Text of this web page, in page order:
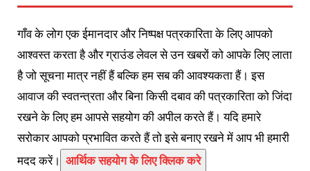
गाँव के लोग एक ईमानदार और निष्पक्ष पत्रकारिता के लिए आपको
आश्वस्त करता है और ग्राउंड लेवल से उन खबरों को आपके लिए लाता
है जो सूचना मात्र नहीं हैं बल्कि हम सब की आवश्यकता हैं। इस
आवाज की स्वतन्त्रता और बिना किसी दबाव की पत्रकारिता को जिंदा
रखने के लिए हम आपसे सहयोग की अपील करते हैं। यदि हमारे
सरोकार आपको प्रभावित करते हैं तो इसे बनाए रखने में आप भी हमारी
मदद करें। आर्थिक सहयोग के लिए क्लिक करे